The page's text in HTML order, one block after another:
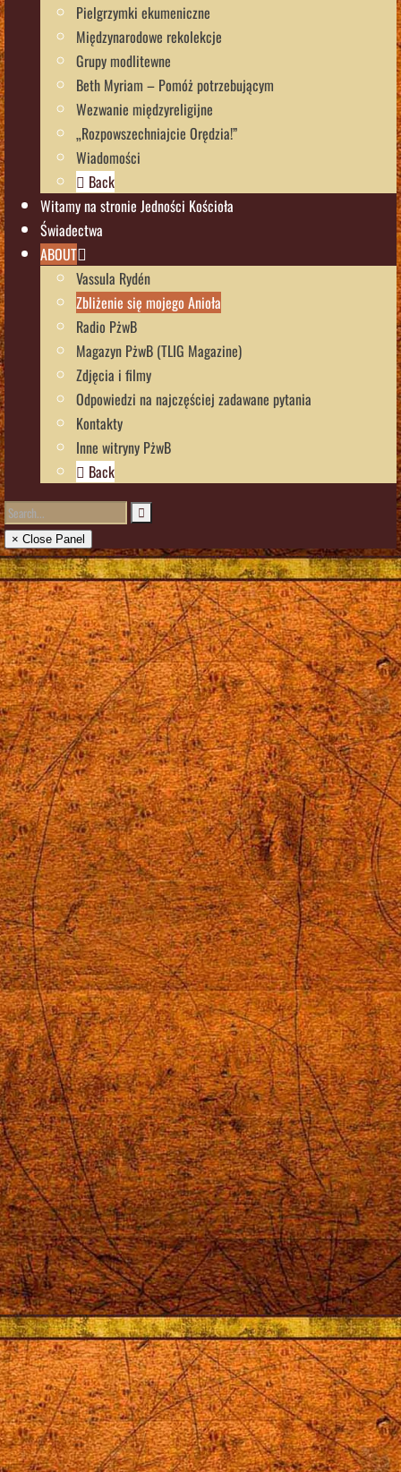
Pielgrzymki ekumeniczne
Międzynarodowe rekolekcje
Grupy modlitewne
Beth Myriam – Pomóż potrzebującym
Wezwanie międzyreligijne
„Rozpowszechniajcie Orędzia!”
Wiadomości
Back
Witamy na stronie Jedności Kościoła
Świadectwa
ABOUT
Vassula Rydén
Zbliżenie się mojego Anioła
Radio PżwB
Magazyn PżwB (TLIG Magazine)
Zdjęcia i filmy
Odpowiedzi na najczęściej zadawane pytania
Kontakty
Inne witryny PżwB
Back
× Close Panel